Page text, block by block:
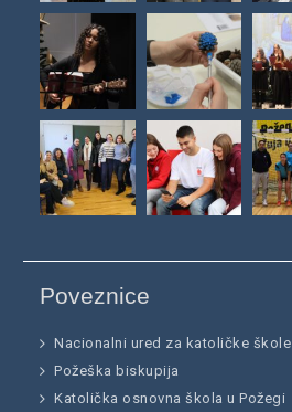
Poveznice
Nacionalni ured za katoličke škole
Požeška biskupija
Katolička osnovna škola u Požegi